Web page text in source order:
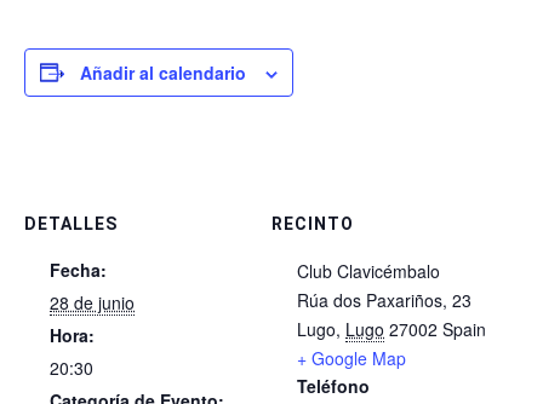
Añadir al calendario
DETALLES
Fecha:
28 de junio
Hora:
20:30
RECINTO
Club Clavicémbalo
Rúa dos Paxariños, 23
Lugo, Lugo 27002 Spain
+ Google Map
Teléfono